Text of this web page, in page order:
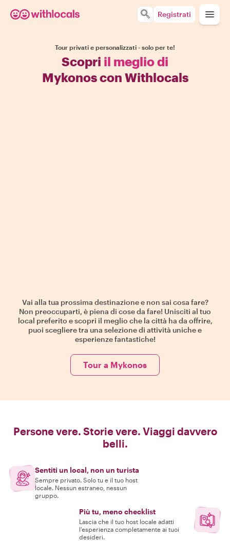
Registrati
Tour privati e personalizzati - solo per te!
Scopri il meglio di
Mykonos con Withlocals
Vai alla tua prossima destinazione e non sai cosa fare?
Non preoccuparti, è piena di cose da fare! Unisciti al tuo
local preferito e scopri il meglio che la città ha da offrire,
puoi scegliere tra una selezione di attività uniche e
esperienze fantastiche!
Tour a Mykonos
Persone vere. Storie vere. Viaggi davvero
belli.
Sentiti un local, non un turista
Sempre privato. Solo tu e il tuo host
locale. Nessun estraneo, nessun
gruppo.
Più tu, meno checklist
Lascia che il tuo host locale adatti
l'esperienza completamente ai tuoi
desideri.